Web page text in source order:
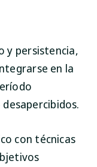
y persistencia,
en la
con técnicas